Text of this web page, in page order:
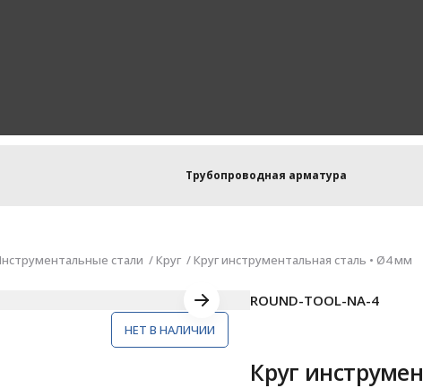
Трубопроводная арматура
стали Круг Круг инструментальная сталь • Ø4 мм
НЕТ В НАЛИЧИИ
ROUND-TOOL-NA-4
Круг